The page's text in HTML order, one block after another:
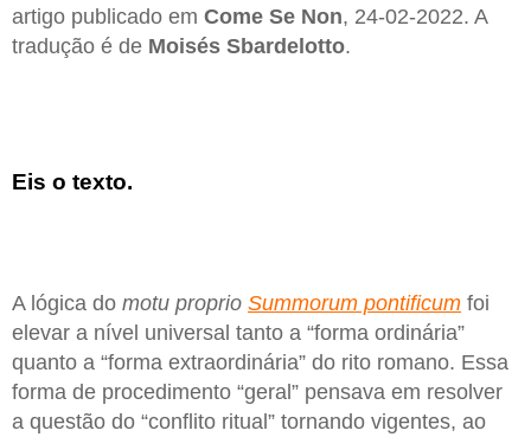
artigo publicado em Come Se Non, 24-02-2022. A
tradução é de Moisés Sbardelotto.
Eis o texto.
A lógica do motu proprio Summorum pontificum foi
elevar a nível universal tanto a “forma ordinária”
quanto a “forma extraordinária” do rito romano. Essa
forma de procedimento “geral” pensava em resolver
a questão do “conflito ritual” tornando vigentes, ao